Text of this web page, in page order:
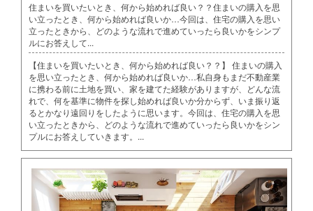
住まいを買いたいとき、何から始めれば良い？？住まいの購入を思
い立ったとき、何から始めれば良いか…今回は、住宅の購入を思い
立ったときから、どのような流れで進めていったら良いかをシンプ
ルにお答えして...
【住まいを買いたいとき、何から始めれば良い？？】 住まいの購入
を思い立ったとき、何から始めれば良いか…私自身もまだ不動産業
に携わる前に土地を買い、家を建てた経験がありますが、どんな流
れで、何を基準に物件を探し始めれば良いか分からず、いま振り返
るとかなり遠回りをしたように思います。今回は、住宅の購入を思
い立ったときから、どのような流れで進めていったら良いかをシン
プルにお答えしていきます。...